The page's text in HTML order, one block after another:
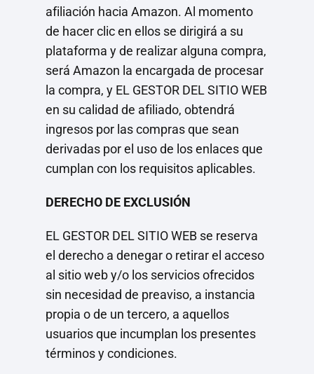
afiliación hacia Amazon. Al momento
de hacer clic en ellos se dirigirá a su
plataforma y de realizar alguna compra,
será Amazon la encargada de procesar
la compra, y EL GESTOR DEL SITIO WEB
en su calidad de afiliado, obtendrá
ingresos por las compras que sean
derivadas por el uso de los enlaces que
cumplan con los requisitos aplicables.
DERECHO DE EXCLUSIÓN
EL GESTOR DEL SITIO WEB se reserva
el derecho a denegar o retirar el acceso
al sitio web y/o los servicios ofrecidos
sin necesidad de preaviso, a instancia
propia o de un tercero, a aquellos
usuarios que incumplan los presentes
términos y condiciones.